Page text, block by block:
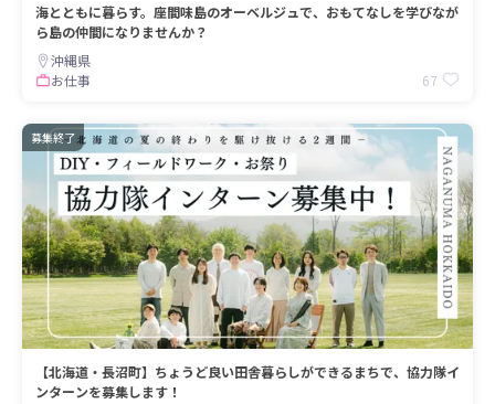
海とともに暮らす。座間味島のオーベルジュで、おもてなしを学びなが
ら島の仲間になりませんか？
沖縄県
お仕事
67
募集終了
【北海道・長沼町】ちょうど良い田舎暮らしができるまちで、協力隊イ
ンターンを募集します！